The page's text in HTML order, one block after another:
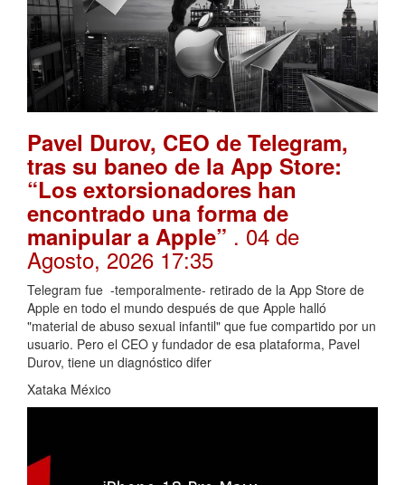
Pavel Durov, CEO de Telegram,
tras su baneo de la App Store:
“Los extorsionadores han
encontrado una forma de
manipular a Apple” . 04 de
Agosto, 2026 17:35
Telegram fue -temporalmente- retirado de la App Store de
Apple en todo el mundo después de que Apple halló
"material de abuso sexual infantil" que fue compartido por un
usuario. Pero el CEO y fundador de esa plataforma, Pavel
Durov, tiene un diagnóstico difer
Xataka México